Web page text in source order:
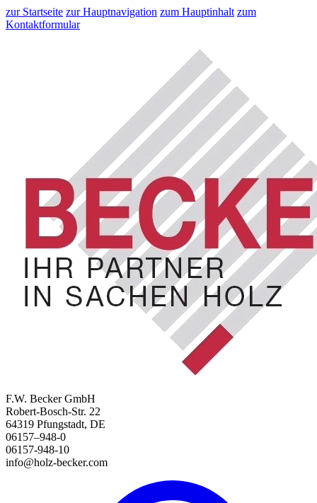
zur Startseite zur Hauptnavigation zum Hauptinhalt zum
Kontaktformular
F.W. Becker GmbH
Robert-Bosch-Str. 22
64319 Pfungstadt, DE
06157–948-0
06157-948-10
info@holz-becker.com